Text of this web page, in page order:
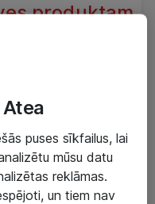
produktam.
look at our similar
puses sīkfailus, lai
mūsu datu
reklāmas.
un tiem nav